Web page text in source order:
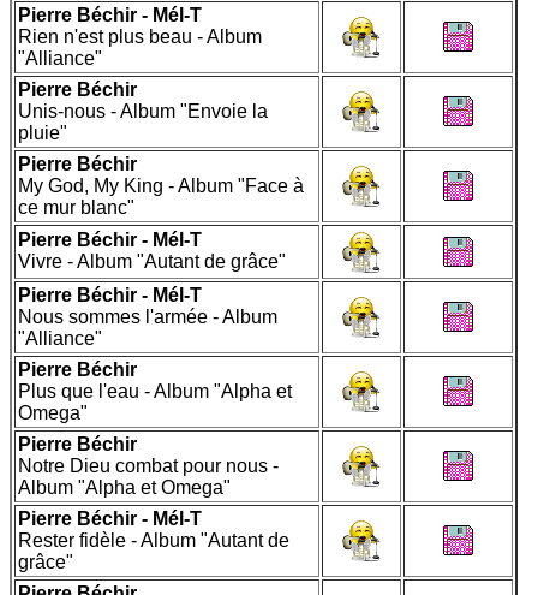
Pierre Béchir - Mél-T
Rien n'est plus beau - Album
"Alliance"
Pierre Béchir
Unis-nous - Album "Envoie la
pluie"
Pierre Béchir
My God, My King - Album "Face à
ce mur blanc"
Pierre Béchir - Mél-T
Vivre - Album "Autant de grâce"
Pierre Béchir - Mél-T
Nous sommes l'armée - Album
"Alliance"
Pierre Béchir
Plus que l'eau - Album "Alpha et
Omega"
Pierre Béchir
Notre Dieu combat pour nous -
Album "Alpha et Omega"
Pierre Béchir - Mél-T
Rester fidèle - Album "Autant de
grâce"